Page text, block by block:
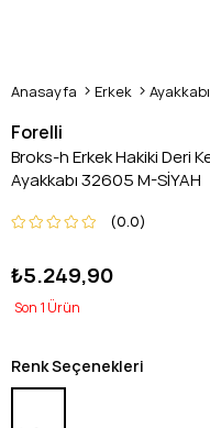
Anasayfa Erkek Ayakkabı
Forelli
Broks-h Erkek Hakiki Deri
Ayakkabı 32605 M-SİYAH
0.0
₺5.249,90
1
Renk Seçenekleri